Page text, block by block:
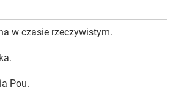
w czasie rzeczywistym.
Pou.